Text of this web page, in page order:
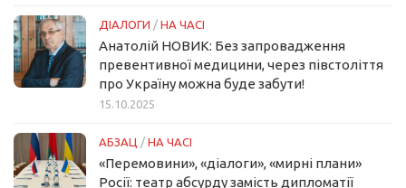
ДІАЛОГИ / НА ЧАСІ
Анатолій НОВИК: Без запровадження
превентивної медицини, через півстоліття
про Україну можна буде забути!
15.10.2025
АБЗАЦ / НА ЧАСІ
«Перемовини», «діалоги», «мирні плани»
Росії: театр абсурду замість дипломатії